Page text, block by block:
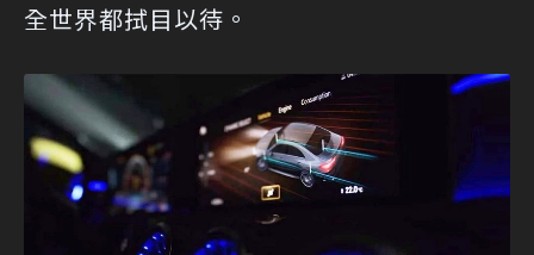
全世界都拭目以待。